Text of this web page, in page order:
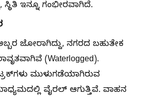
ಸ್ಥಿತಿ ಇನ್ನೂ ಗಂಭೀರವಾಗಿದೆ.
ಜೋರಾಗಿದ್ದು, ನಗರದ ಬಹುತೇಕ
(Waterlogged).
ಟ್ರಕ್‌ಗಳು ಮುಳುಗಡೆಯಾಗಿರುವ
ವೈರಲ್ ಆಗುತ್ತಿವೆ. ವಾಹನ